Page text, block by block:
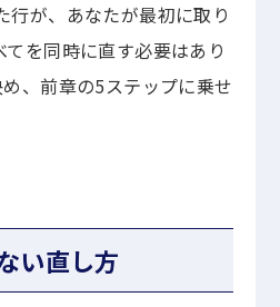
行が、あなたが最初に取り
を同時に直す必要はあり
、前章の5ステップに乗せ
い直し方